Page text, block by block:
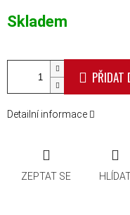
Skladem
PŘIDAT
Detailní informace
ZEPTAT SE